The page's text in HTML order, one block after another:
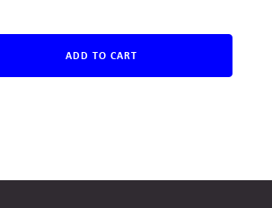
ADD TO CART